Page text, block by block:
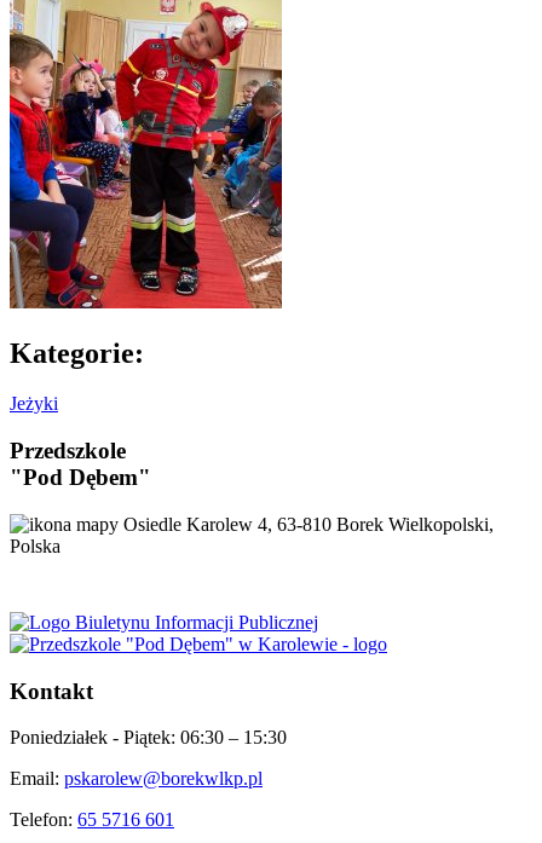
Kategorie:
Jeżyki
Przedszkole
"Pod Dębem"
Osiedle Karolew 4, 63-810 Borek Wielkopolski,
Polska
Kontakt
Poniedziałek - Piątek: 06:30 – 15:30
Email: pskarolew@borekwlkp.pl
Telefon: 65 5716 601